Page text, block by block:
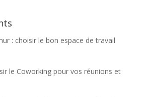
: choisir le bon espace de travail
le Coworking pour vos réunions et